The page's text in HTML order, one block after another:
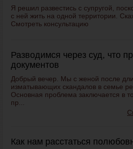
Я решил развестись с супругой,
с ней жить на одной территории.
Смотреть консультацию
Разводимся через суд, что
документов
Добрый вечер. Мы с женой после
изматывающих скандалов в семье
Основная проблема заключается в
пр...
Как нам расстаться